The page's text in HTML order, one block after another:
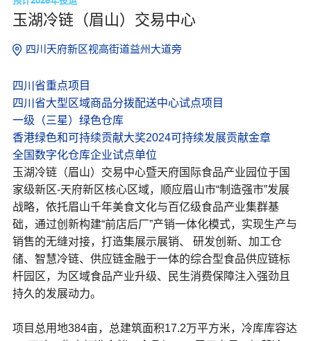
玉湖冷链（眉山）交易中心
四川天府新区视高街道益州大道旁
四川省重点项目
四川省大型区域商品分拨配送中心试点项目
一级（三星）绿色仓库
香港绿色和可持续贡献大奖2024可持续发展贡献金章
全国数字化仓库企业试点单位
玉湖冷链（眉山）交易中心暨天府国际食品产业园位于国
家级新区-天府新区核心区域，顺应眉山市“制造强市”发展
战略，依托眉山千年美食文化与百亿级食品产业集群基
础，通过创新构建“前店后厂”产销一体化模式，实现生产与
销售的无缝对接，打造集展示展销、 研发创新、加工仓
储、智慧冷链、供应链金融于一体的综合型食品供应链标
杆园区，为区域食品产业升级、民生消费保障注入强劲且
持久的发展动力。
项目总用地384亩，总建筑面积17.2万平方米，冷库库容达